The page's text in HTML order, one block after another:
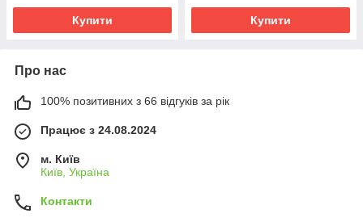
Купити Купити
Про нас
100% позитивних з 66 відгуків за рік
Працює з 24.08.2024
м. Київ
Київ, Україна
Контакти